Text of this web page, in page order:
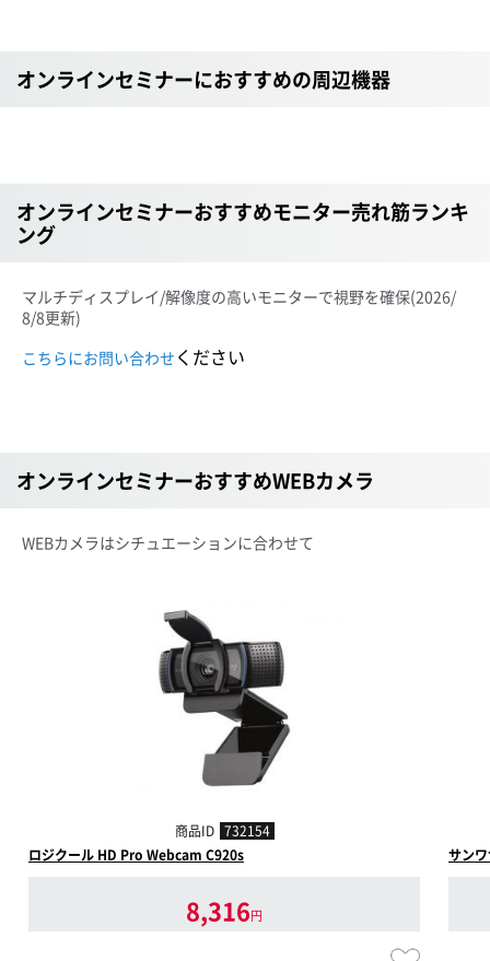
オンラインセミナーにおすすめの周辺機器
オンラインセミナーおすすめモニター売れ筋ランキ
ング
マルチディスプレイ/解像度の高いモニターで視野を確保(2026/
8/8更新)
こちらにお問い合わせ ください
オンラインセミナーおすすめWEBカメラ
WEBカメラはシチュエーションに合わせて
商品ID 732154
ロジクール HD Pro Webcam C920s
8,316円
サン